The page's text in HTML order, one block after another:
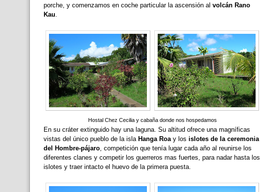
porche, y comenzamos en coche particular la ascensión al volcán Rano
Kau
Hostal Chez Cecilia y cabaña donde nos hospedamos
En su cráter extinguido hay una laguna. Su altitud ofrece una magníficas
vistas del único pueblo de la isla Hanga Roa y los islotes de la ceremonia
del Hombre-pájaro, competición que tenía lugar cada año al reunirse los
diferentes clanes y competir los guerreros mas fuertes, para nadar hasta los
islotes y traer intacto el huevo de laprimera puesta.